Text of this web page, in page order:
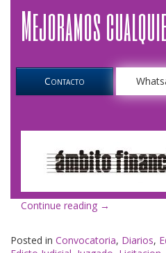
Mejoramos
Contacto
Continue reading «El
Ámbito
→
Posted in Convocatoria, Diarios,